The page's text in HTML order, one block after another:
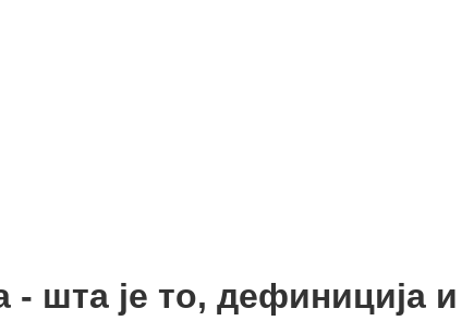
- шта је то, дефиниција и